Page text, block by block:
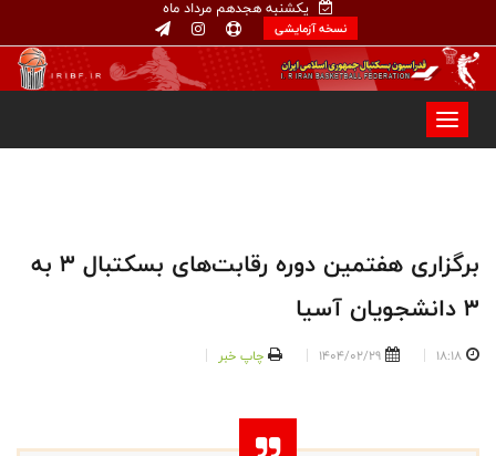
یکشنبه هجدهم مرداد ماه
نسخه آزمایشی
برگزاری هفتمین دوره رقابت‌های بسکتبال ۳ به
۳ دانشجویان آسیا
18:18
1404/02/29 چاپ خبر